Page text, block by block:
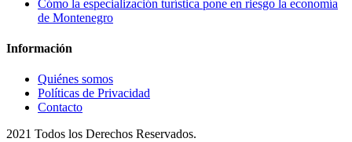
Cómo la especialización turística pone en riesgo la economía
de Montenegro
Información
Quiénes somos
Políticas de Privacidad
Contacto
2021 Todos los Derechos Reservados.